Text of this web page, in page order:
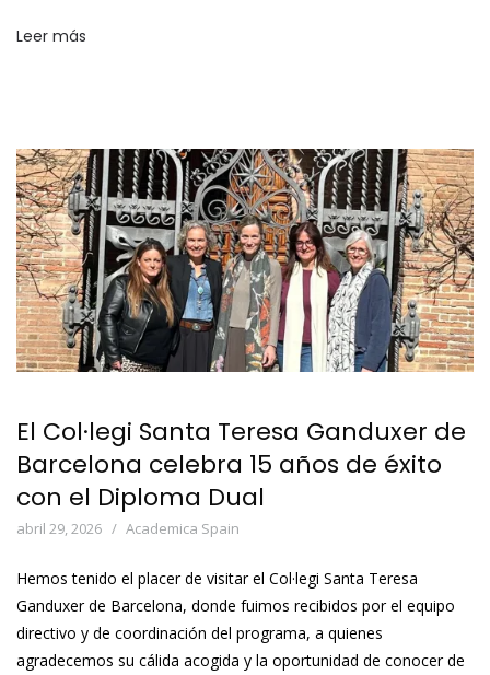
Leer más
El Col·legi Santa Teresa Ganduxer de
Barcelona celebra 15 años de éxito
con el Diploma Dual
abril 29, 2026 Academica Spain
Hemos tenido el placer de visitar el Col·legi Santa Teresa
Ganduxer de Barcelona, donde fuimos recibidos por el equipo
directivo y de coordinación del programa, a quienes
agradecemos su cálida acogida y la oportunidad de conocer de